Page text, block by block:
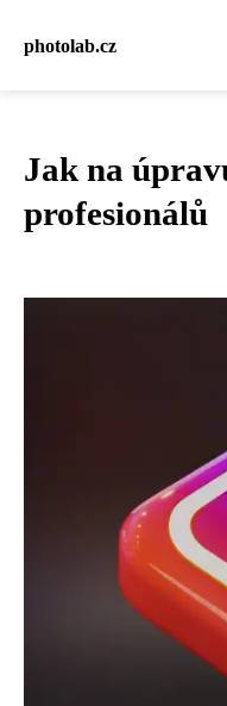
photolab.cz
Jak na
profesionálů